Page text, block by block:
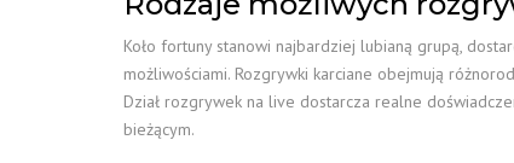
Koło fortuny stanowi najbardziej lubianą grupą,
możliwościami. Rozgrywki karciane obejmują
Dział rozgrywek na live dostarcza realne
bieżącym.